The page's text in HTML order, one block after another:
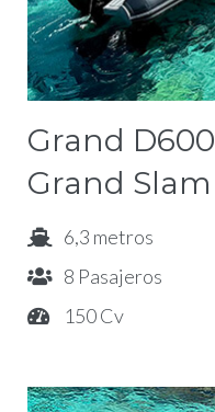
Grand D600
Grand Slam
6,3 metros
8 Pasajeros
150 Cv